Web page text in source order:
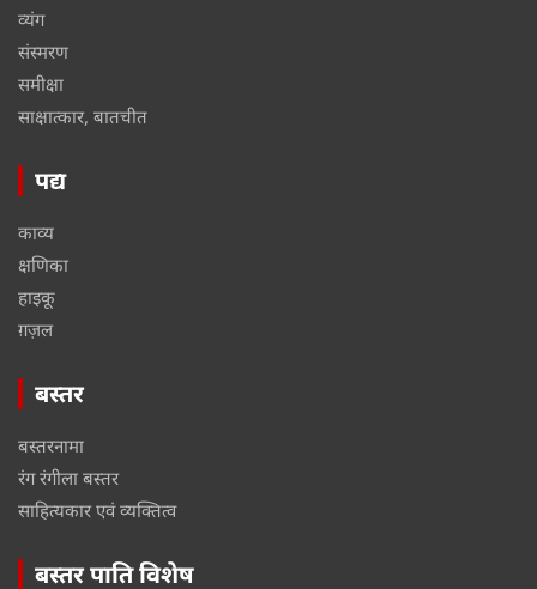
व्यंग
संस्मरण
समीक्षा
साक्षात्कार, बातचीत
पद्य
काव्य
क्षणिका
हाइकू
ग़ज़ल
बस्तर
बस्तरनामा
रंग रंगीला बस्तर
साहित्यकार एवं व्यक्तित्व
बस्तर पाति विशेष